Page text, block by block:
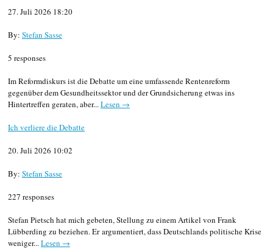
27. Juli 2026 18:20
By: Stefan Sasse
5 responses
Im Reformdiskurs ist die Debatte um eine umfassende Rentenreform
gegenüber dem Gesundheitssektor und der Grundsicherung etwas ins
Hintertreffen geraten, aber...Lesen →
Ich verliere die Debatte
20. Juli 2026 10:02
By: Stefan Sasse
227 responses
Stefan Pietsch hat mich gebeten, Stellung zu einem Artikel von Frank
Lübberding zu beziehen. Er argumentiert, dass Deutschlands politische Krise
weniger...Lesen →